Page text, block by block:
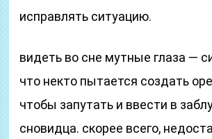
исправлять ситуацию.
видеть во сне мутные глаза —
что некто пытается создать
чтобы запутать и ввести в
сновидца. скорее всего,